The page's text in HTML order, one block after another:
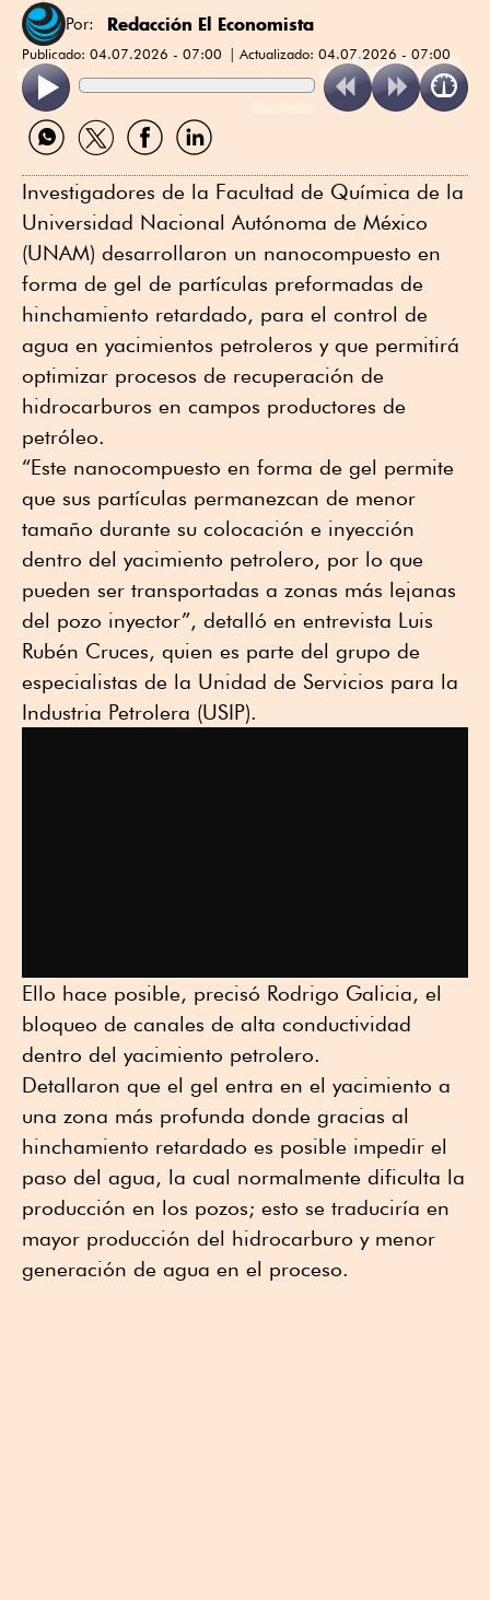
Por: Redacción El Economista
Publicado: 04.07.2026 - 07:00 Actualizado: 04.07.2026 - 07:00
ReadSpeaker
Compartir
por
Compartir
por
Compartir
por
Compartir
por
Investigadores de la Facultad de Química de la
Universidad Nacional Autónoma de México
(UNAM) desarrollaron un nanocompuesto en
forma de gel de partículas preformadas de
hinchamiento retardado, para el control de
agua en yacimientos petroleros y que permitirá
optimizar procesos de recuperación de
hidrocarburos en campos productores de
petróleo.
“Este nanocompuesto en forma de gel permite
que sus partículas permanezcan de menor
tamaño durante su colocación e inyección
dentro del yacimiento petrolero, por lo que
pueden ser transportadas a zonas más lejanas
del pozo inyector”, detalló en entrevista Luis
Rubén Cruces, quien es parte del grupo de
especialistas de la Unidad de Servicios para la
Industria Petrolera (USIP).
Ello hace posible, precisó Rodrigo Galicia, el
bloqueo de canales de alta conductividad
dentro del yacimiento petrolero.
Detallaron que el gel entra en el yacimiento a
una zona más profunda donde gracias al
hinchamiento retardado es posible impedir el
paso del agua, la cual normalmente dificulta la
producción en los pozos; esto se traduciría en
mayor producción del hidrocarburo y menor
generación de agua en el proceso.